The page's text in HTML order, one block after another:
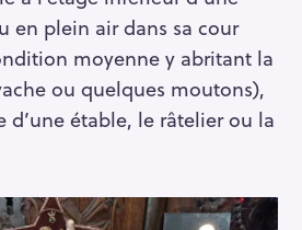
en plein air dans sa cour
moyenne y abritant la
ou quelques moutons),
d’une étable, le râtelier ou la